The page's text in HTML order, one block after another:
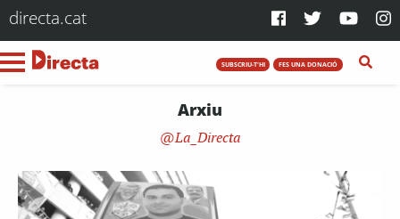
directa.cat
SUBSCRIU-T'HI FES UNA DONACIÓ
Arxiu
La_Directa